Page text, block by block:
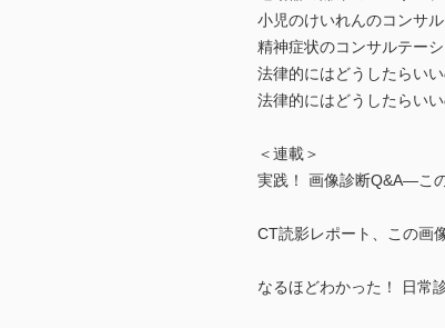
小児のけいれんのコンサ
精神症状のコンサルテー
法律的にはどうしたらい
法律的にはどうしたらい
＜連載＞
実践！ 画像診断Q&A―こ
CT読影レポート、この画
なるほどわかった！ 日常